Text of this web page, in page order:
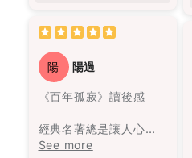
Chinese communist
leadership, their
interrelationships,
and their thought
processes.
What struck me most
to stay, despite the
opportunity to
escape, and her
determination to
persevere. Through
陽 陽過
《百年孤寂》讀後感
經典名著總是讓人心生
敬畏，因為害怕讀不懂
See more